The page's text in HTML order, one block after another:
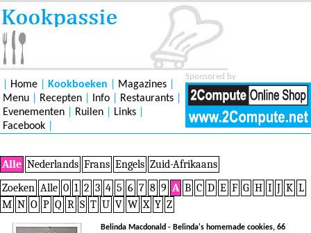
Sponsored by
Home Kookboeken Magazines
Menu
Recepten Info Restaurants
Evenementen
Ruilen Links
Facebook
Alle Nederlands Frans Engels Zuid-Afrikaans
Zoeken Alle 0 1 2 3 4 5 6 7 8 9 A B C D E F G H I J K L
M N O P Q R S T U V W X Y Z
Belinda Macdonald - Belinda's homemade cookies, 66